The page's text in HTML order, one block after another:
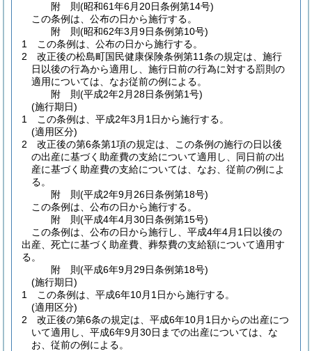
附 則(昭和61年6月20日条例第14号)
この条例は、公布の日から施行する。
附 則(昭和62年3月9日条例第10号)
1
この条例は、公布の日から施行する。
2
改正後の松島町国民健康保険条例第11条の規定は、施行
日以後の行為から適用し、施行日前の行為に対する罰則の
適用については、なお従前の例による。
附 則(平成2年2月28日条例第1号)
(施行期日)
1
この条例は、平成2年3月1日から施行する。
(適用区分)
2
改正後の第6条第1項の規定は、この条例の施行の日以後
の出産に基づく助産費の支給について適用し、同日前の出
産に基づく助産費の支給については、なお、従前の例によ
る。
附 則(平成2年9月26日条例第18号)
この条例は、公布の日から施行する。
附 則(平成4年4月30日条例第15号)
この条例は、公布の日から施行し、平成4年4月1日以後の
出産、死亡に基づく助産費、葬祭費の支給額について適用す
る。
附 則(平成6年9月29日条例第18号)
(施行期日)
1
この条例は、平成6年10月1日から施行する。
(適用区分)
2
改正後の第6条の規定は、平成6年10月1日からの出産につ
いて適用し、平成6年9月30日までの出産については、な
お、従前の例による。